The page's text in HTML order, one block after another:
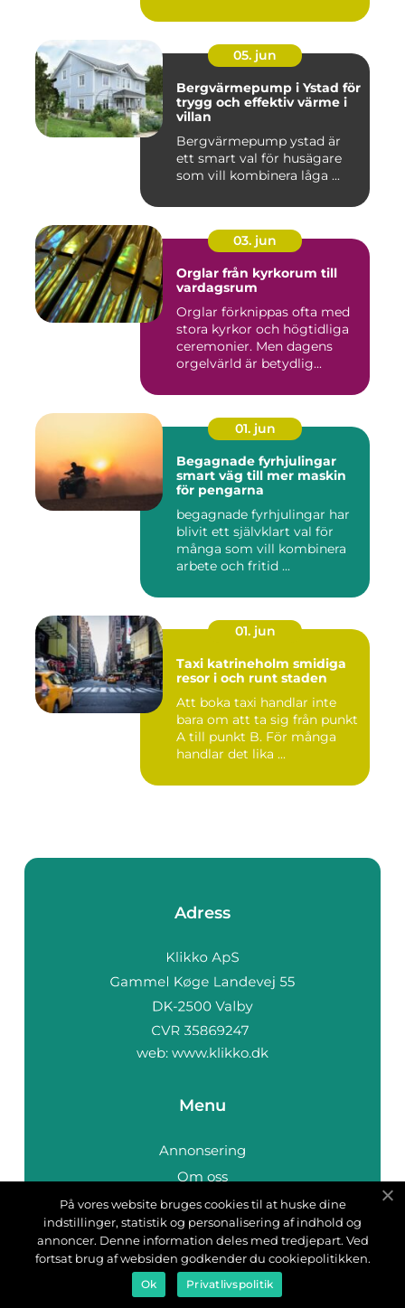
05. jun
Bergvärmepump i Ystad för
trygg och effektiv värme i
villan
Bergvärmepump ystad är
ett smart val för husägare
som vill kombinera låga ...
03. jun
Orglar från kyrkorum till
vardagsrum
Orglar förknippas ofta med
stora kyrkor och högtidliga
ceremonier. Men dagens
orgelvärld är betydlig...
01. jun
Begagnade fyrhjulingar
smart väg till mer maskin
för pengarna
begagnade fyrhjulingar har
blivit ett självklart val för
många som vill kombinera
arbete och fritid ...
01. jun
Taxi katrineholm smidiga
resor i och runt staden
Att boka taxi handlar inte
bara om att ta sig från punkt
A till punkt B. För många
handlar det lika ...
Adress
web: www.klikko.dk
Menu
Annonsering
Om oss
Cookies
Kontakta oss
Sitemap
På vores website bruges cookies til at huske dine
indstillinger, statistik og personalisering af indhold og
annoncer. Denne information deles med tredjepart. Ved
fortsat brug af websiden godkender du cookiepolitikken.
Ok Privatlivspolitik